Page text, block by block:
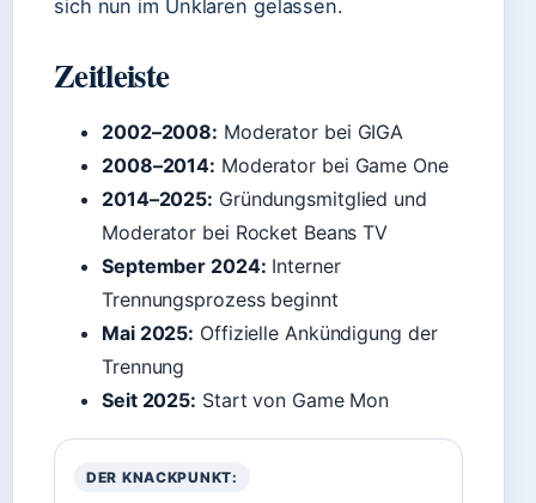
sich nun im Unklaren gelassen.
Zeitleiste
2002–2008: Moderator bei GIGA
2008–2014: Moderator bei Game One
2014–2025: Gründungsmitglied und
Moderator bei Rocket Beans TV
September 2024: Interner
Trennungsprozess beginnt
Mai 2025: Offizielle Ankündigung der
Trennung
Seit 2025: Start von Game Mon
DER KNACKPUNKT: